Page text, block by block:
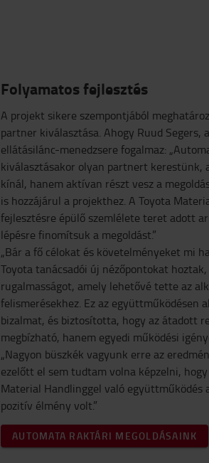
Folyamatos fejlesztés
A projekt sikere szempontjából
partner kiválasztása. Ahogy Ruud
ellátásilánc-menedzsere fogalmaz:
kiválasztásakor olyan partnert kerestünk,
kínál, hanem aktívan részt vesz a
is hozzájárul a projekthez. A Toyota
fejlesztésre épülő szemlélete teret adott
lépésre finomítsuk a megoldást.”
„Bár a fő célokat és követelményeket mi
Toyota tanácsadói új nézőpontokat
rugalmasságot, amely lehetővé tette az
felismerésekhez. Ez az együttműködésen
bizalmat, és biztosította, hogy az átadott
megbízható, hanem egyedi működési
„Nagyon büszkék vagyunk erre az
ezelőtt el sem tudtam volna képzelni,
Material Handlinggel való együttműködés
pozitív élmény volt.”
AUTOMATA RAKTÁRI MEGOLDÁSAINK